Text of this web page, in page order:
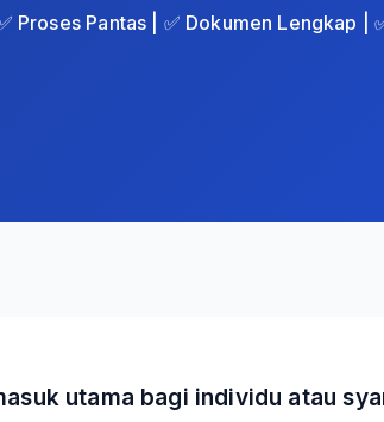
Proses Pantas | ✅ Dokumen Lengkap |
utama bagi individu atau